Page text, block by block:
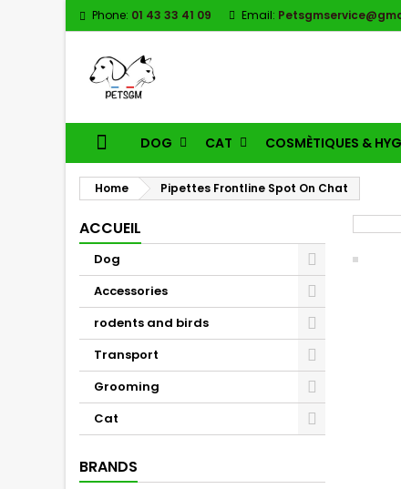
Phone: 01 43 33 41 09 Email:
DOG CAT COSMÈTIQUES &
Home Pipettes Frontline Spot On Chat
ACCUEIL
Dog
Accessories
rodents and birds
Transport
Grooming
Cat
BRANDS